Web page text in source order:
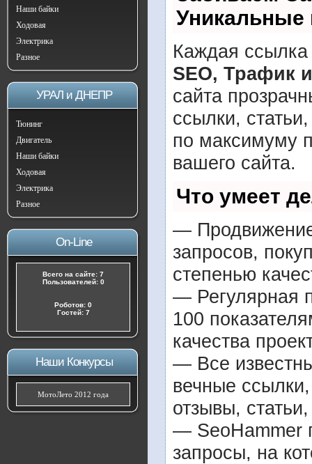
Наши байки
Ходовая
Электрика
Разное
УРАЛ и ДНЕПР
Тюнинг
Двигатель
Наши байки
Ходовая
Электрика
Разное
On-Line
Всего на сайте: 7
Пользователей: 0
Роботов: 0
Гостей: 7
Наши Конкурсы
МотоЛето 2012 года
Уникальные
Каждая ссылка
SEO, Трафик
сайта
ссылки,
по максимуму
вашего сайта.
Что умеет
—
запросов,
степенью
— Регулярная
100
качества
— Все
вечные
отзывы,
— SeoHammer
запросы, на